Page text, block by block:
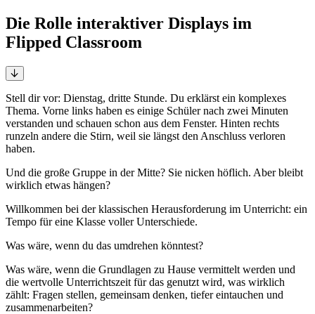
Die Rolle interaktiver Displays im
Flipped Classroom
Stell dir vor: Dienstag, dritte Stunde. Du erklärst ein komplexes
Thema. Vorne links haben es einige Schüler nach zwei Minuten
verstanden und schauen schon aus dem Fenster. Hinten rechts
runzeln andere die Stirn, weil sie längst den Anschluss verloren
haben.
Und die große Gruppe in der Mitte? Sie nicken höflich. Aber bleibt
wirklich etwas hängen?
Willkommen bei der klassischen Herausforderung im Unterricht: ein
Tempo für eine Klasse voller Unterschiede.
Was wäre, wenn du das umdrehen könntest?
Was wäre, wenn die Grundlagen zu Hause vermittelt werden und
die wertvolle Unterrichtszeit für das genutzt wird, was wirklich
zählt: Fragen stellen, gemeinsam denken, tiefer eintauchen und
zusammenarbeiten?